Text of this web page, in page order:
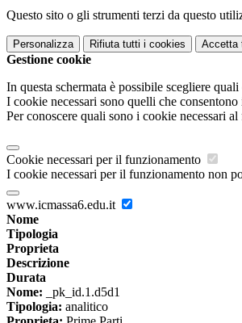
Questo sito o gli strumenti terzi da questo
Personalizza Rifiuta tutti i cookies Accetta
Gestione cookie
In questa schermata è possibile scegliere
I cookie necessari sono quelli che
Per conoscere quali sono i cookie necessari
Cookie necessari per il funzionamento
I cookie necessari per il funzionamento non
www.icmassa6.edu.it
Nome
Tipologia
Proprieta
Descrizione
Durata
Nome: _pk_id.1.d5d1
Tipologia: analitico